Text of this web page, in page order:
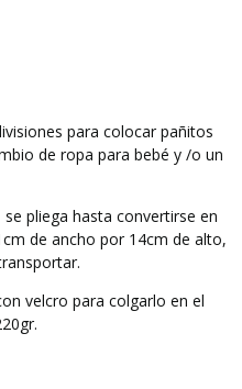
para colocar pañitos
de ropa para bebé y /o un
pliega hasta convertirse en
de ancho por 14cm de alto,
velcro para colgarlo en el